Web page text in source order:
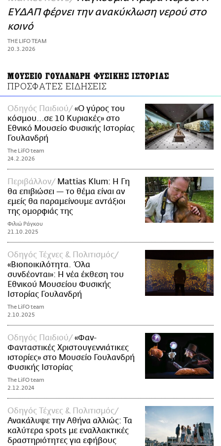
ΑΜΠΑ
PRINT
ΕΥΔΑΠ φέρνει την ανακύκλωση νερού στο
κοινό
THE LIFO TEAM
20.3.2026
ΜΟΥΣΕΙΟ ΓΟΥΛΑΝΔΡΗ ΦΥΣΙΚΗΣ ΙΣΤΟΡΙΑΣ
ΠΡΟΣΦΑΤΕΣ ΕΙΔΗΣΕΙΣ
Οδηγός Παιδιού
«Ο γύρος του
κόσμου...σε 10 Κυριακές» στο
Εθνικό Μουσείο Φυσικής Ιστορίας
Γουλανδρή
The LiFO team
24.2.2026
Περιβάλλον
Mattias Klum: Η Γη
θα επιβιώσει — το θέμα είναι αν
εμείς θα παραμείνουμε αντάξιοι
της ομορφιάς της
Φιλιώ Ράγκου
21.10.2025
Οδηγός Τέχνες & Πολιτισμός
«Βιοποικιλότητα. Όλα
συνδέονται»: Η νέα έκθεση του
Εθνικού Μουσείου Φυσικής
Ιστορίας Γουλανδρή
The LiFO team
2.10.2025
Οδηγός Παιδιού
«Φαν-
Φανταστικές Χριστουγεννιάτικες
ιστορίες» στο Μουσείο Γουλανδρή
Φυσικής Ιστορίας
The LiFO team
2.12.2024
Οδηγός Τέχνες & Πολιτισμός
Ανακάλυψε την Αθήνα αλλιώς: Τα
καλύτερα spots με εναλλακτικές
δραστηριότητες για εφήβους